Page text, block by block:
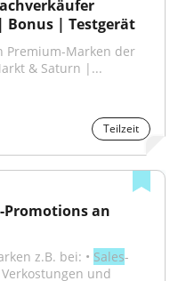
| Testgerät
Premium-Marken der
& Saturn |...
Teilzeit
-Promotions an
z.B. bei: • Sales-
und